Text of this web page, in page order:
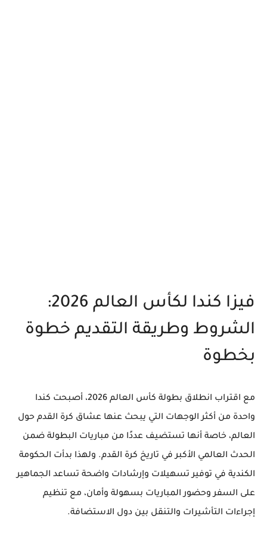
فيزا كندا لكأس العالم 2026:
الشروط وطريقة التقديم خطوة
بخطوة
مع اقتراب انطلاق بطولة كأس العالم 2026، أصبحت كندا
واحدة من أكثر الوجهات التي يبحث عنها عشاق كرة القدم حول
العالم، خاصة أنها تستضيف عددًا من مباريات البطولة ضمن
الحدث العالمي الأكبر في تاريخ كرة القدم. ولهذا بدأت الحكومة
الكندية في توفير تسهيلات وإرشادات واضحة تساعد الجماهير
على السفر وحضور المباريات بسهولة وأمان، مع تنظيم
إجراءات التأشيرات والتنقل بين دول الاستضافة.